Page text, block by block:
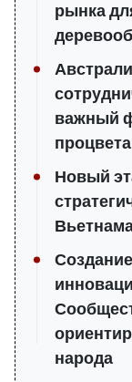
рынка
важный
Новый
народа